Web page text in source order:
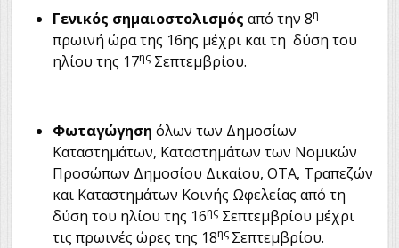
Γενικός σημαιοστολισμός από την 8η
πρωινή ώρα της 16ης μέχρι και τη δύση του
ηλίου της 17ης Σεπτεμβρίου.
Φωταγώγηση όλων των Δημοσίων
Καταστημάτων, Καταστημάτων των Νομικών
Προσώπων Δημοσίου Δικαίου, ΟΤΑ, Τραπεζών
και Καταστημάτων Κοινής Ωφελείας από τη
δύση του ηλίου της 16ης Σεπτεμβρίου μέχρι
τις πρωινές ώρες της 18ης Σεπτεμβρίου.